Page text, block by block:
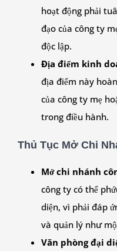
hoạt động phải
đạo của công ty
độc lập.
Địa điểm kinh
địa điểm này
của công ty mẹ
trong điều hành.
Thủ Tục Mở Chi
Mở chi nhánh
công ty có thể
diện, vì phải đáp
và quản lý như
Văn phòng đại